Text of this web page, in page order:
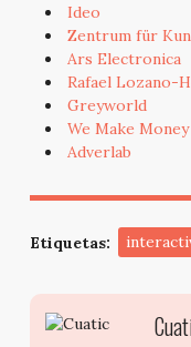
Ideo
Zentrum für
Ars Electronica
Rafael Lozano-
Greyworld
We Make
Adverlab
Etiquetas: